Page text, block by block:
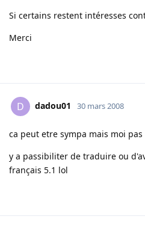
Si certains restent intéresses
Merci
D dadou01 30 mars 2008
ca peut etre sympa mais moi
y a passibiliter de traduire ou
français 5.1 lol